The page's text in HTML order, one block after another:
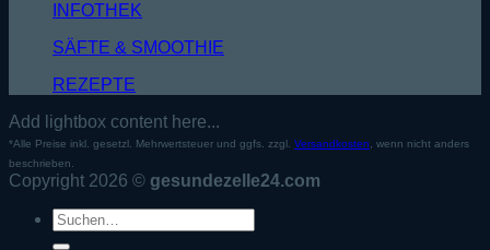
INFOTHEK
SÄFTE & SMOOTHIE
REZEPTE
Add lightbox content here...
*Alle Preise inkl. gesetzl. Mehrwertsteuer und ggfs. zzgl. Versandkosten , wenn nicht anders
beschrieben.
Copyright 2026 © gesundezelle24.com
Suche
nach: